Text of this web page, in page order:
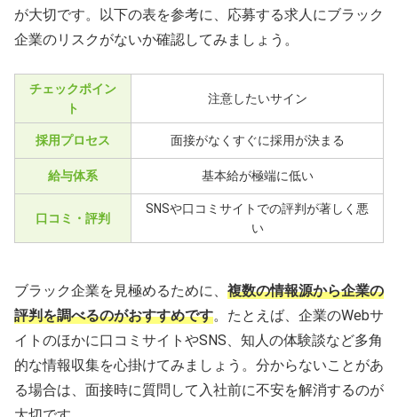
が大切です。以下の表を参考に、応募する求人にブラック
企業のリスクがないか確認してみましょう。
チェックポイン
ト
注意したいサイン
採用プロセス 面接がなくすぐに採用が決まる
給与体系 基本給が極端に低い
口コミ・評判
SNSや口コミサイトでの評判が著しく悪
い
ブラック企業を見極めるために、 複数の情報源から企業の
評判を調べるのがおすすめです。たとえば、企業のWebサ
イトのほかに口コミサイトやSNS、知人の体験談など多角
的な情報収集を心掛けてみましょう。分からないことがあ
る場合は、面接時に質問して入社前に不安を解消するのが